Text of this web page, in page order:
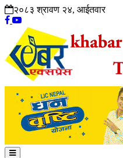
२०८३ श्रावण २४, आईतवार